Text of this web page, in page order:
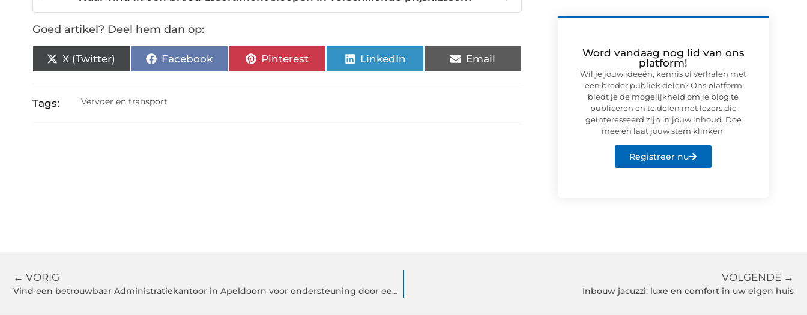
Goed artikel? Deel hem dan op:
X (Twitter) Facebook Pinterest LinkedIn Email
Tags: Vervoer en transport
Word vandaag nog lid van ons
platform!
Wil je jouw ideeën, kennis of verhalen met
een breder publiek delen? Ons platform
biedt je de mogelijkheid om je blog te
publiceren en te delen met lezers die
geïnteresseerd zijn in jouw inhoud. Doe
mee en laat jouw stem klinken.
Registreer nu
← VORIG
Vind een betrouwbaar Administratiekantoor in Apeldoorn voor ondersteuning door een erkend Administra
VOLGENDE →
Inbouw jacuzzi: luxe en comfort in uw eigen huis